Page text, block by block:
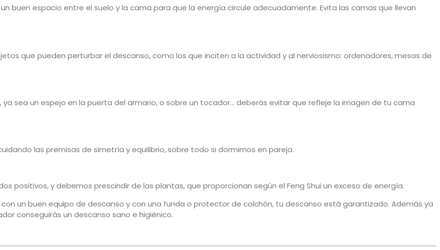
buen espacio entre el suelo y la cama para que la energía circule adecuadamente. Evita las camas que llevan
que pueden perturbar el descanso, como los que inciten a la actividad y al nerviosismo: ordenadores, mesas de
ya sea un espejo en la puerta del armario, o sobre un tocador… deberás evitar que refleje la imagen de tu cama
las premisas de simetría y equilibrio, sobre todo si dormimos en pareja.
positivos, y debemos prescindir de las plantas, que proporcionan según el Feng Shui un exceso de energía.
un buen equipo de descanso y con una funda o protector de colchón, tu descanso está garantizado. Además ya
conseguirás un descanso sano e higiénico.